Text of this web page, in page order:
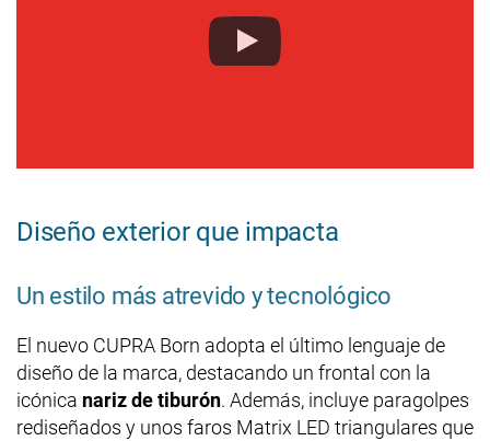
Diseño exterior que impacta
Un estilo más atrevido y tecnológico
El nuevo CUPRA Born adopta el último lenguaje de
diseño de la marca, destacando un frontal con la
icónica nariz de tiburón. Además, incluye paragolpes
rediseñados y unos faros Matrix LED triangulares que